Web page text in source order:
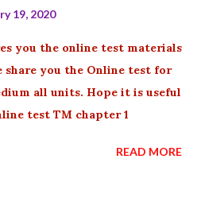
19, 2020
you the online test materials
share you the Online test for
all units. Hope it is useful
test TM chapter 1
READ MORE